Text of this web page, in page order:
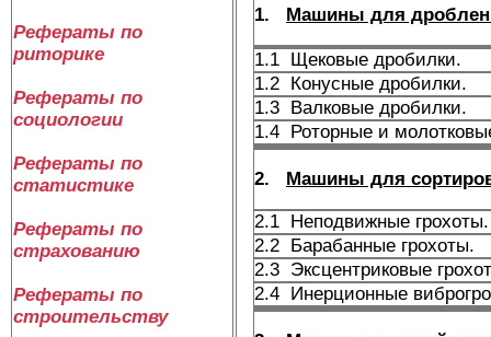
Рефераты по
риторике
Рефераты по
социологии
Рефераты по
статистике
Рефераты по
страхованию
Рефераты по
строительству
1. Машины для
1.1 Щековые дробилки.
1.2 Конусные дробилки.
1.3 Валковые дробилки.
1.4 Роторные и
2. Машины для
2.1 Неподвижные грохоты.
2.2 Барабанные грохоты.
2.3 Эксцентриковые
2.4 Инерционные